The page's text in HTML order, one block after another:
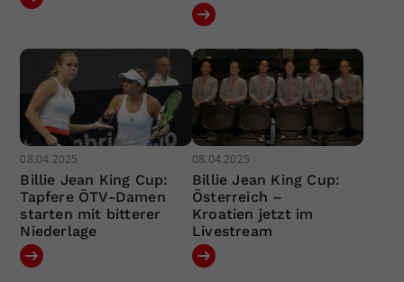
08.04.2025
Billie Jean King Cup:
Tapfere ÖTV-Damen
starten mit bitterer
Niederlage
08.04.2025
Billie Jean King Cup:
Österreich –
Kroatien jetzt im
Livestream